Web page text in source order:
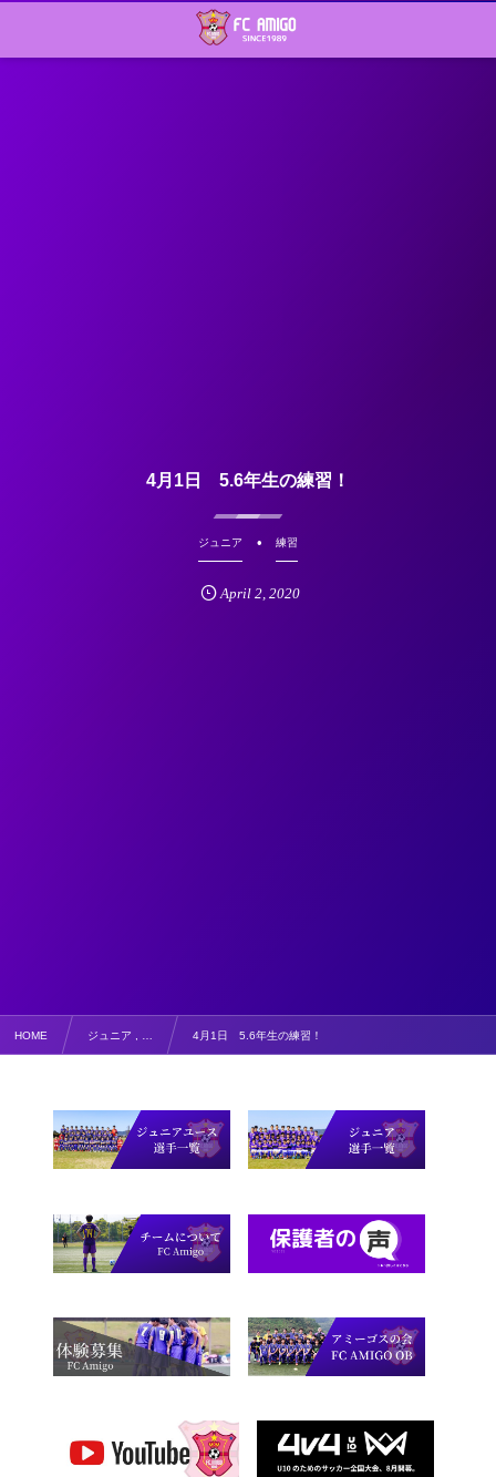
4月1日 5.6年生の練習！
ジュニア 練習
April 2, 2020
HOME ジュニア , … 4月1日 5.6年生の練習！